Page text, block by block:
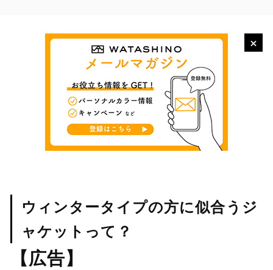
×
ウィンタータイプの方に似合うジ
ャケットって？
【広告】